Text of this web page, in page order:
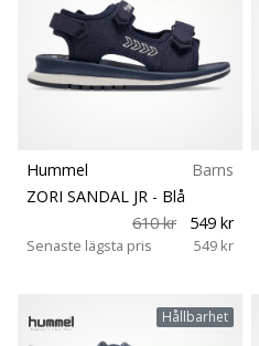
Hummel
Barns
ZORI SANDAL JR - Blå
610 kr
549 kr
Senaste lägsta pris 549 kr
Hållbarhet